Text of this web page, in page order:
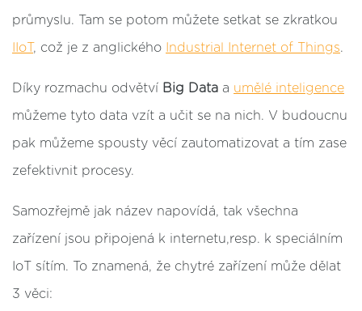
průmyslu. Tam se potom můžete setkat se zkratkou
IIoT , což je z anglického Industrial Internet of Things.
Díky rozmachu odvětví Big Data a umělé inteligence
můžeme tyto data vzít a učit se na nich. V budoucnu
pak můžeme spousty věcí zautomatizovat a tím zase
zefektivnit procesy.
Samozřejmě jak název napovídá, tak všechna
zařízení jsou připojená k internetu,resp. k speciálním
IoT sítím. To znamená, že chytré zařízení může dělat
3 věci: